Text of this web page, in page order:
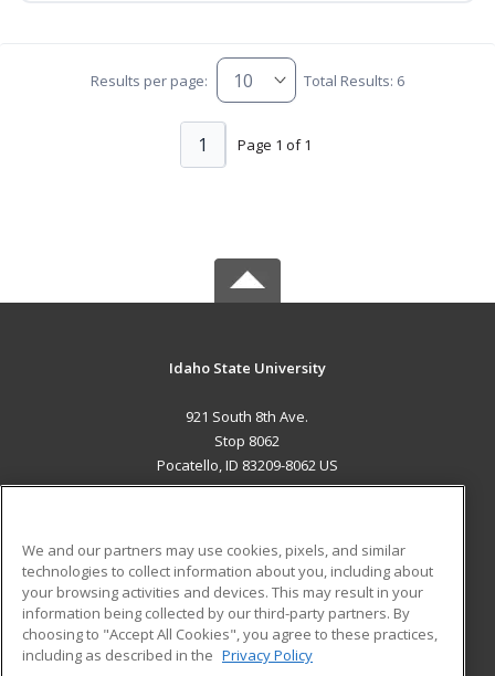
Results per page: Total Results: 6
Page 1 of 1
1
Idaho State University
921 South 8th Ave.
Stop 8062
Pocatello, ID 83209-8062 US
ADDITIONAL RESOURCES
Military
Financial Assistance
Help
Student Blog
We and our partners may use cookies, pixels, and similar
technologies to collect information about you, including about
your browsing activities and devices. This may result in your
information being collected by our third-party partners. By
choosing to "Accept All Cookies", you agree to these practices,
including as described in the Privacy Policy